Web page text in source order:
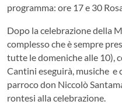
programma: ore 17 e 30
Dopo la celebrazione della
complesso che è sempre
tutte le domeniche alle 10),
Cantini eseguirà, musiche e
parroco don Niccolò
rontesi alla celebrazione.